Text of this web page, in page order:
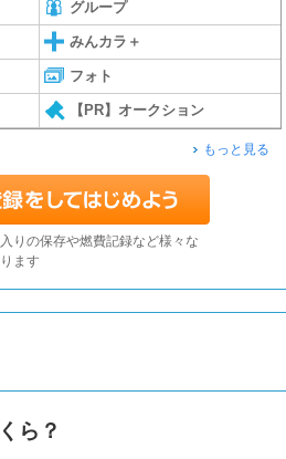
グループ
みんカラ＋
フォト
【PR】オークション
もっと見る
りの保存や燃費記録など様々な
ます
ら？